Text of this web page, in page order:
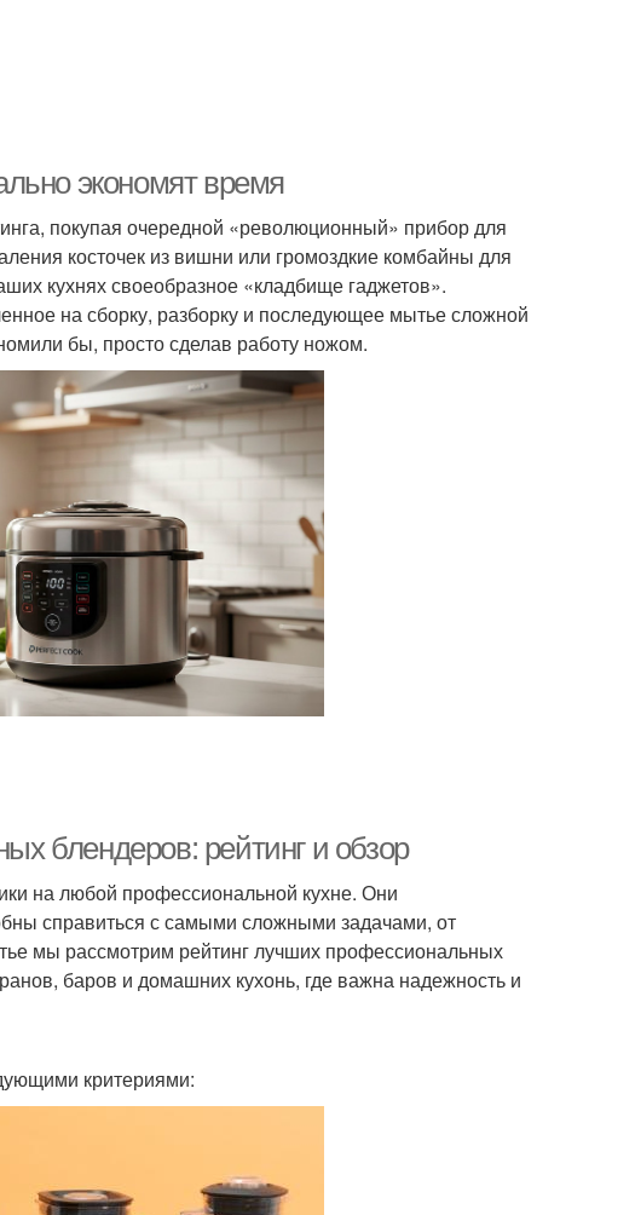
экономят время
покупая очередной «революционный» прибор для
косточек из вишни или громоздкие комбайны для
кухнях своеобразное «кладбище гаджетов».
на сборку, разборку и последующее мытье сложной
бы, просто сделав работу ножом.
блендеров: рейтинг и обзор
на любой профессиональной кухне. Они
справиться с самыми сложными задачами, от
мы рассмотрим рейтинг лучших профессиональных
баров и домашних кухонь, где важна надежность и
критериями: